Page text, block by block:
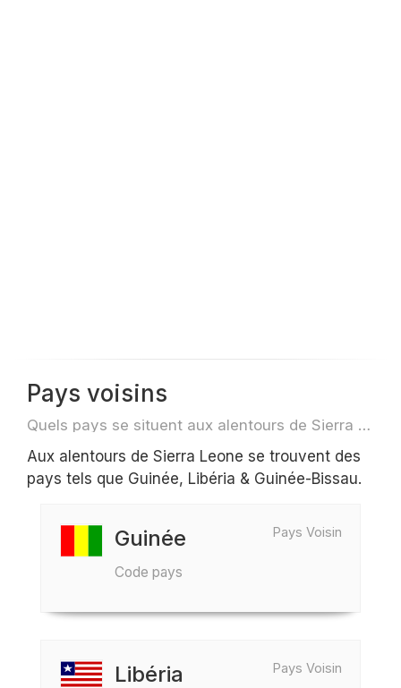
Pays voisins
Quels pays se situent aux alentours de Sierra Leone par exemple pour des voyage ou des vols
Aux alentours de Sierra Leone se trouvent des
pays tels que Guinée, Libéria & Guinée-Bissau.
Pays Voisin
Guinée
Code pays
Pays Voisin
Libéria